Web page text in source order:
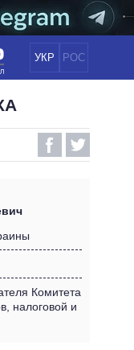
УКР РОС
Комитета
налоговой и